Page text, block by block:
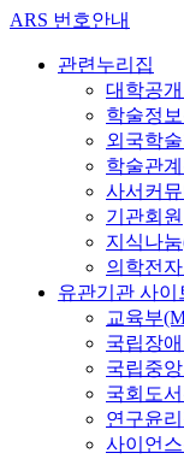
ARS 번호안내
관련누리집
대학공
학술정
외국학
학술관
사서커뮤
기관회원
지식나
의학전
유관기관 사이
교육부
국립장
국립중
국회도
연구윤
사이언스